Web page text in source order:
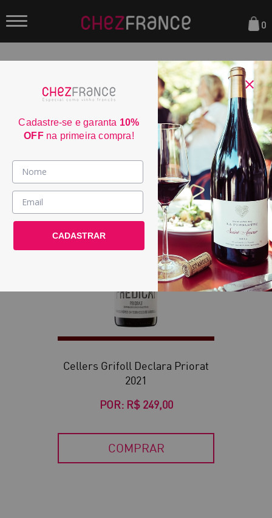
Vinhos >
País / Região >
Le Club >
0
ORDENAR POR:
Cellers Grifoll Declara Priorat
2021
POR: R$ 249,00
COMPRAR
Cadastre-se e garanta 10%
OFFna primeira compra!
CADASTRAR